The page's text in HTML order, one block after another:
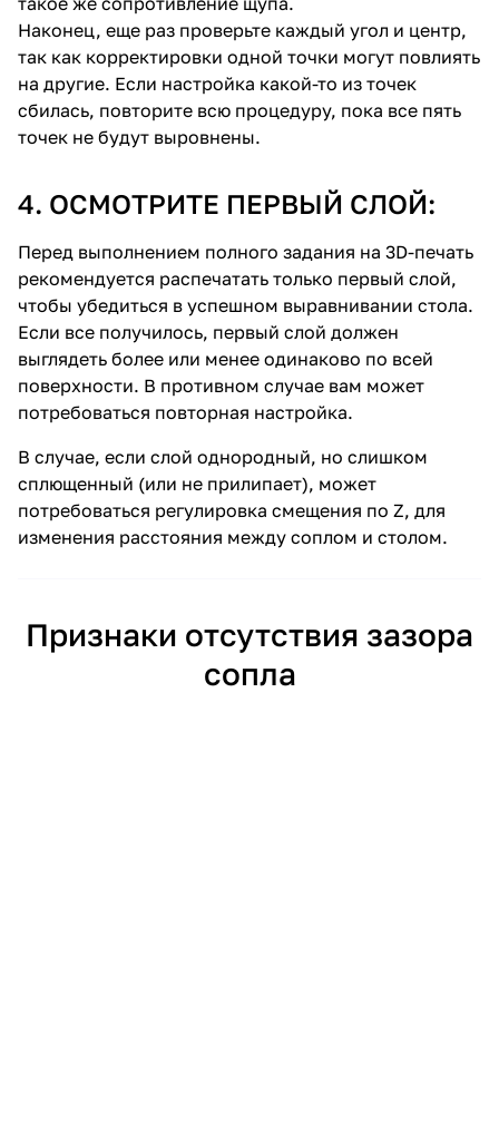
Наконец, еще раз проверьте каждый угол и центр,
так как корректировки одной точки могут повлиять
на другие. Если настройка какой-то из точек
сбилась, повторите всю процедуру, пока все пять
точек не будут выровнены.
4. ОСМОТРИТЕ ПЕРВЫЙ СЛОЙ:
Перед выполнением полного задания на 3D-печать
рекомендуется распечатать только первый слой,
чтобы убедиться в успешном выравнивании стола.
Если все получилось, первый слой должен
выглядеть более или менее одинаково по всей
поверхности. В противном случае вам может
потребоваться повторная настройка.
В случае, если слой однородный, но слишком
сплющенный (или не прилипает), может
потребоваться регулировка смещения по Z, для
изменения расстояния между соплом и столом.
Признаки отсутствия зазора
сопла